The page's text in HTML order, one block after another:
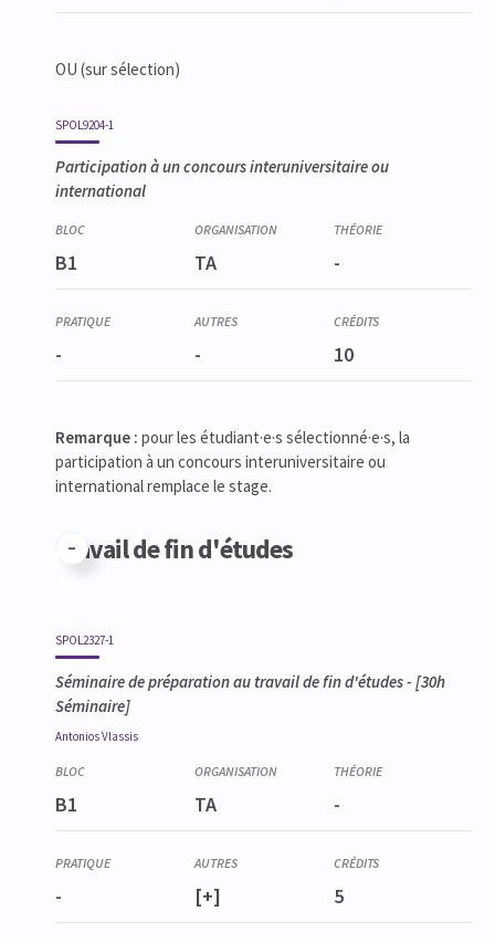
OU (sur sélection)
SPOL9204-1
Participation à un concours interuniversitaire ou
international
B1 TA -
- - 10
Remarque : pour les étudiant·e·s sélectionné·e·s, la
participation à un concours interuniversitaire ou
international remplace le stage.
Travail de fin d'études
SPOL2327-1
Séminaire de préparation au travail de fin d'études- [30h
Séminaire]
AntoniosVlassis
B1 TA -
- [+] 5